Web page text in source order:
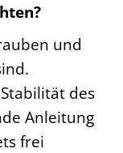
und
des
Anleitung
frei